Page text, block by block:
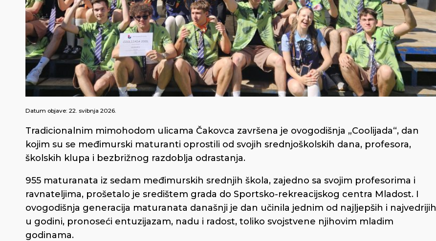
Datum objave: 22. svibnja 2026.
Tradicionalnim mimohodom ulicama Čakovca završena je ovogodišnja „Coolijada“, dan
kojim su se međimurski maturanti oprostili od svojih srednjoškolskih dana, profesora,
školskih klupa i bezbrižnog razdoblja odrastanja.
955 maturanata iz sedam međimurskih srednjih škola, zajedno sa svojim profesorima i
ravnateljima, prošetalo je središtem grada do Sportsko-rekreacijskog centra Mladost. I
ovogodišnja generacija maturanata današnji je dan učinila jednim od najljepših i najvedrijih
u godini, pronoseći entuzijazam, nadu i radost, toliko svojstvene njihovim mladim
godinama.